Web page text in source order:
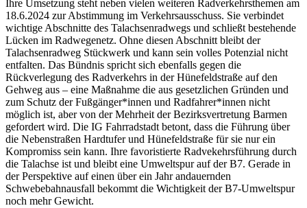
Ihre Umsetzung steht neben vielen weiteren Radverkehrsthemen am
18.6.2024 zur Abstimmung im Verkehrsausschuss. Sie verbindet
wichtige Abschnitte des Talachsenradwegs und schließt bestehende
Lücken im Radwegenetz. Ohne diesen Abschnitt bleibt der
Talachsenradweg Stückwerk und kann sein volles Potenzial nicht
entfalten. Das Bündnis spricht sich ebenfalls gegen die
Rückverlegung des Radverkehrs in der Hünefeldstraße auf den
Gehweg aus – eine Maßnahme die aus gesetzlichen Gründen und
zum Schutz der Fußgänger*innen und Radfahrer*innen nicht
möglich ist, aber von der Mehrheit der Bezirksvertretung Barmen
gefordert wird. Die IG Fahrradstadt betont, dass die Führung über
die Nebenstraßen Hardtufer und Hünefeldstraße für sie nur ein
Kompromiss sein kann. Ihre favoristierte Radvekehrsführung durch
die Talachse ist und bleibt eine Umweltspur auf der B7. Gerade in
der Perspektive auf einen über ein Jahr andauernden
Schwebebahnausfall bekommt die Wichtigkeit der B7-Umweltspur
noch mehr Gewicht.